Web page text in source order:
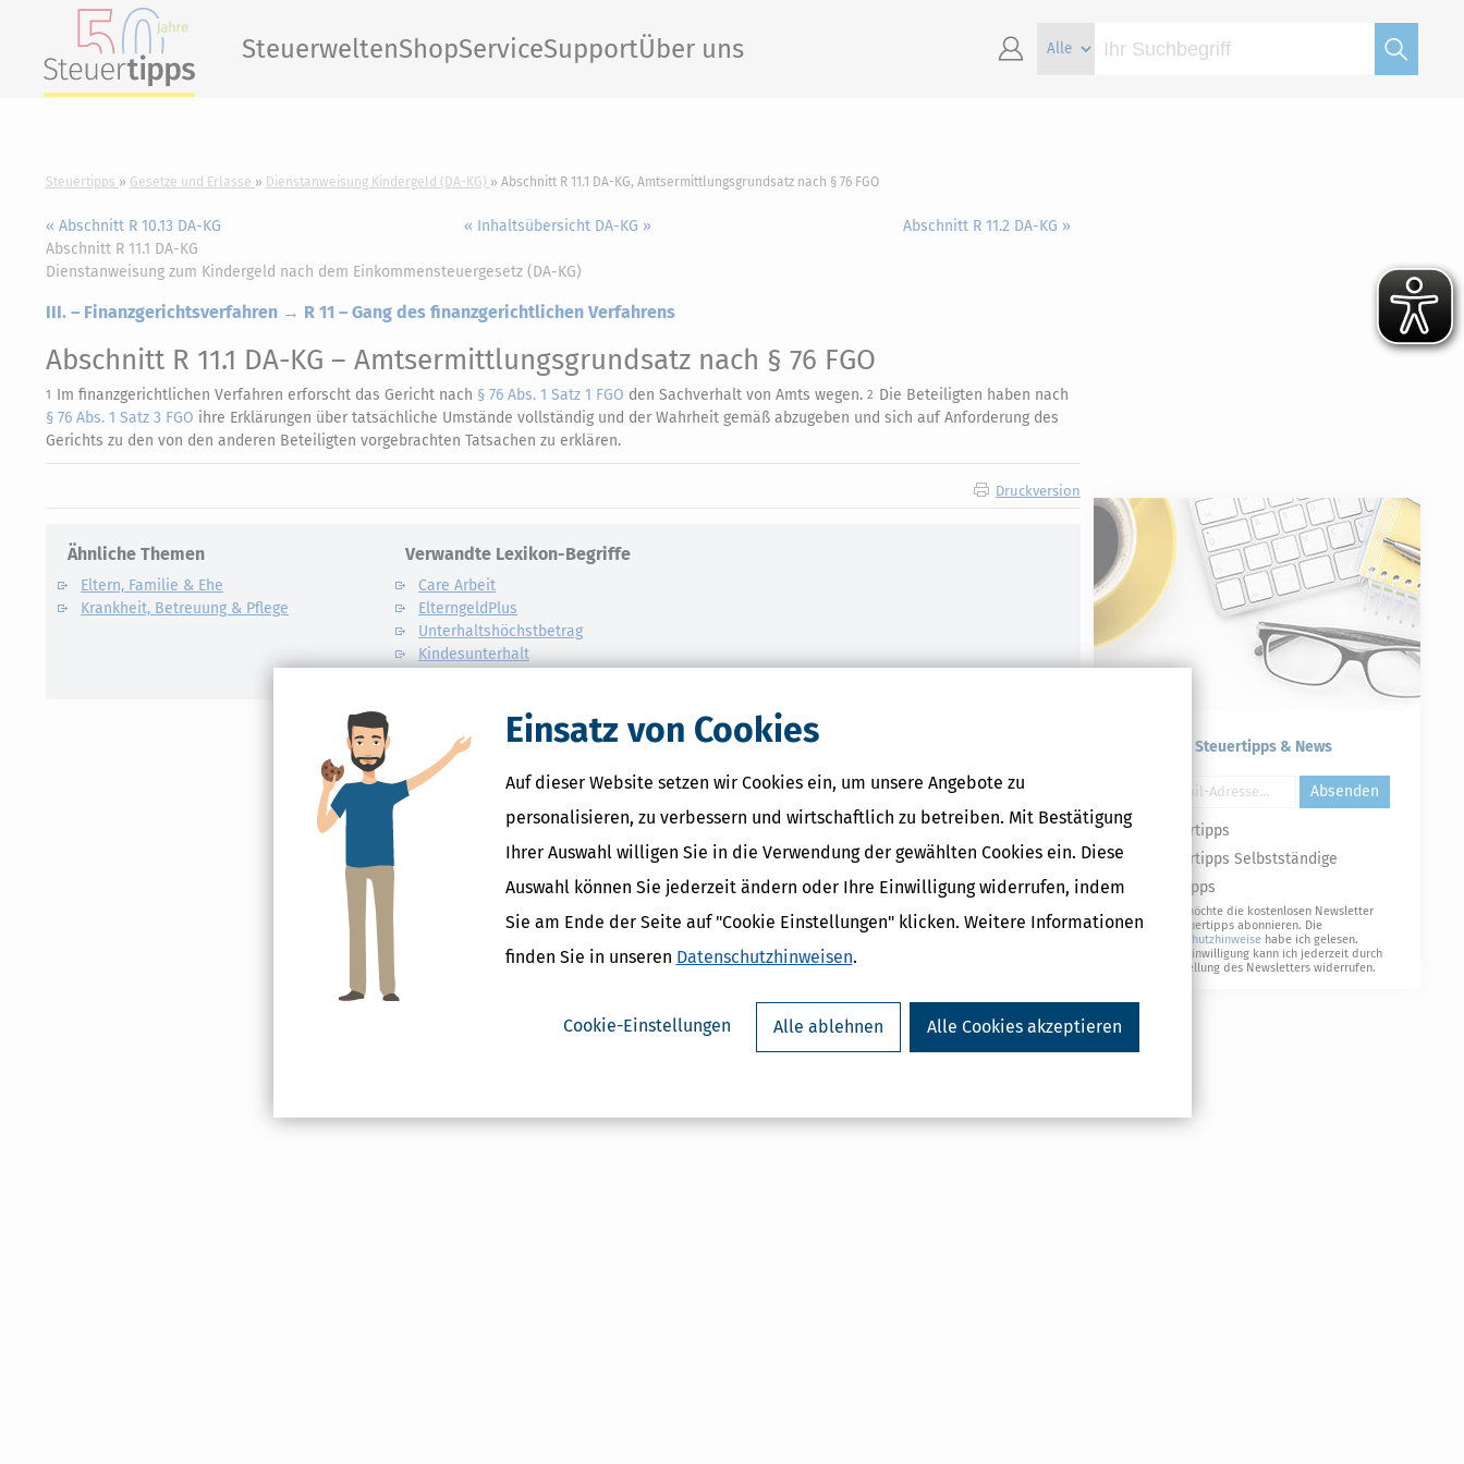
Einsatz von Cookies
Auf dieser Website setzen wir Cookies ein, um unsere Angebote zu
personalisieren, zu verbessern und wirtschaftlich zu betreiben. Mit Bestätigung
Ihrer Auswahl willigen Sie in die Verwendung der gewählten Cookies ein. Diese
Auswahl können Sie jederzeit ändern oder Ihre Einwilligung widerrufen, indem
Sie am Ende der Seite auf "Cookie Einstellungen" klicken. Weitere Informationen
finden Sie in unseren Datenschutzhinweisen.
Cookie-Einstellungen Alle ablehnen Alle Cookies akzeptieren
SteuerweltenShopServiceSupportÜber uns
Steuertipps Gesetze und Erlasse Dienstanweisung Kindergeld (DA-KG) Abschnitt R 11.1 DA-KG, Amtsermittlungsgrundsatz nach § 76 FGO
« Abschnitt R 10.13 DA-KG « Inhaltsübersicht DA-KG »
Abschnitt R 11.2 DA-KG »
Abschnitt R 11.1 DA-KG
Dienstanweisung zum Kindergeld nach dem Einkommensteuergesetz (DA-KG)
III. – Finanzgerichtsverfahren → R 11 – Gang des finanzgerichtlichen Verfahrens
Abschnitt R 11.1 DA-KG – Amtsermittlungsgrundsatz nach § 76 FGO
1 Im finanzgerichtlichen Verfahren erforscht das Gericht nach § 76 Abs. 1 Satz 1 FGO den Sachverhalt von Amts wegen. 2 Die Beteiligten haben nach
§ 76 Abs. 1 Satz 3 FGO ihre Erklärungen über tatsächliche Umstände vollständig und der Wahrheit gemäß abzugeben und sich auf Anforderung des
Gerichts zu den von den anderen Beteiligten vorgebrachten Tatsachen zu erklären.
Druckversion
Ähnliche Themen
Eltern, Familie & Ehe
Krankheit, Betreuung & Pflege
Verwandte Lexikon-Begriffe
Care Arbeit
ElterngeldPlus
Unterhaltshöchstbetrag
Kindesunterhalt
Kostenlose Steuertipps & News
Absenden
Steuertipps
Steuertipps Selbstständige
Geldtipps
Ja, ich möchte die kostenlosen Newsletter
von Steuertipps abonnieren. Die
Datenschutzhinweise habe ich gelesen.
Meine Einwilligung kann ich jederzeit durch
Abbestellung des Newsletters widerrufen.